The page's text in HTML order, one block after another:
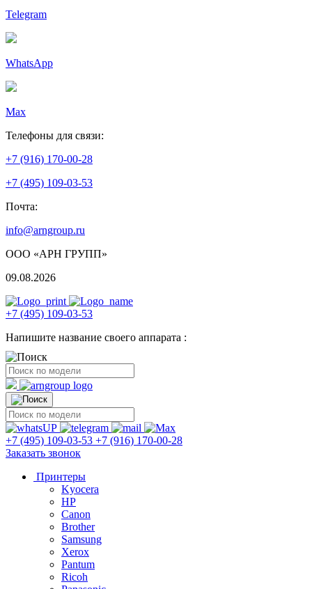
Telegram
WhatsApp
Max
Телефоны для связи:
+7 (916) 170-00-28
+7 (495) 109-03-53
Почта:
info@arngroup.ru
ООО «АРН ГРУПП»
09.08.2026
+7 (495) 109-03-53
Напишите название своего аппарата :
+7 (495) 109-03-53 +7 (916) 170-00-28
Заказать звонок
Принтеры
Kyocera
HP
Canon
Brother
Samsung
Xerox
Pantum
Ricoh